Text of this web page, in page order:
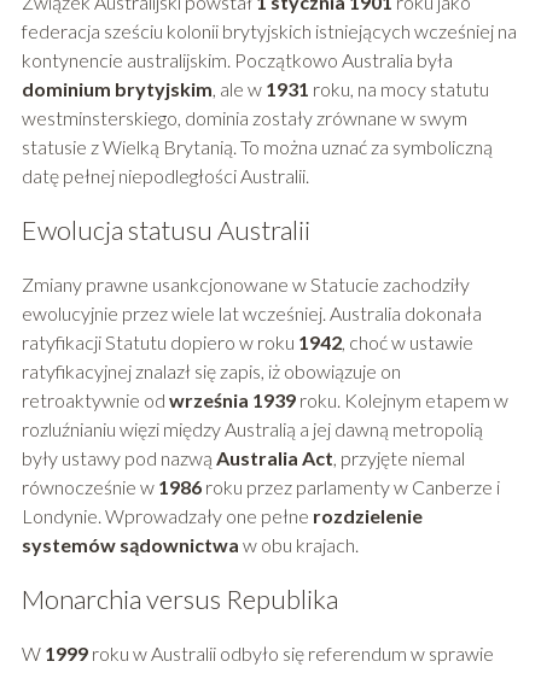
federacja sześciu kolonii brytyjskich istniejących wcześniej na
kontynencie australijskim. Początkowo Australia była
dominium brytyjskim, ale w 1931 roku, na mocy statutu
westminsterskiego, dominia zostały zrównane w swym
statusie z Wielką Brytanią. To można uznać za symboliczną
datę pełnej niepodległości Australii.
Ewolucja statusu Australii
Zmiany prawne usankcjonowane w Statucie zachodziły
ewolucyjnie przez wiele lat wcześniej. Australia dokonała
ratyfikacji Statutu dopiero w roku 1942, choć w ustawie
ratyfikacyjnej znalazł się zapis, iż obowiązuje on
retroaktywnie od września 1939roku. Kolejnym etapem w
rozluźnianiu więzi między Australią a jej dawną metropolią
były ustawy pod nazwą Australia Act, przyjęte niemal
równocześnie w 1986roku przez parlamenty w Canberze i
Londynie. Wprowadzały one pełne rozdzielenie
systemów sądownictwa w obu krajach.
Monarchia versus Republika
W 1999roku w Australii odbyło się referendum w sprawie